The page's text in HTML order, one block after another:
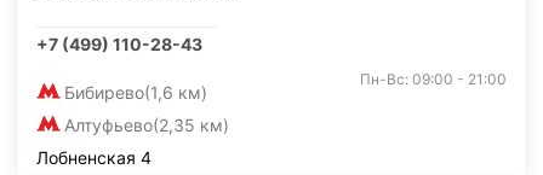
+7 (499) 110-28-43
Бибирево(1,6 км)
Алтуфьево(2,35 км)
Пн-Вс: 09:00 - 21:00
Лобненская 4